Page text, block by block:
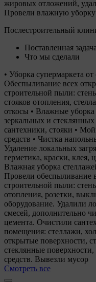
жировых отложений,
Провели влажную
Послестроительный
Поставленная задача
Что мы сделали
• Уборка супермаркета
Обеспыливание всех
строительной пыли:
стояков отопления,
откосы • Влажные
зеркальных и
сантехники, стояки •
средств • Чистка
Удаление локальных
герметика, краски, клея,
Влажная уборка
Провели обеспыливание
строительной пыли:
отопления, розетки,
оборудование. Удалили
смесей, дополнительно
цемента. Очистили
помещения: стеллажи,
открытые поверхности,
стеклянные
средств. Вывезли мусор
Смотреть все